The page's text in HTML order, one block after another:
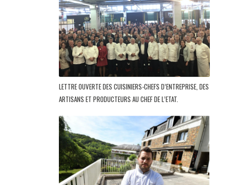
LETTRE OUVERTE DES CUISINIERS-CHEFS D’ENTREPRISE, DES
ARTISANS ET PRODUCTEURS AU CHEF DE L’ETAT.